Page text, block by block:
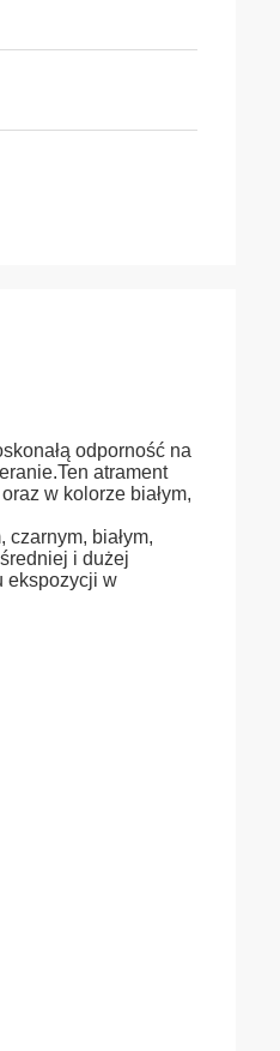
odporność na
atrament
w kolorze białym,
białym,
i dużej
ekspozycji w